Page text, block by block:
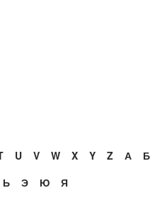
U V W X Y Z А Б
Ь Э Ю Я